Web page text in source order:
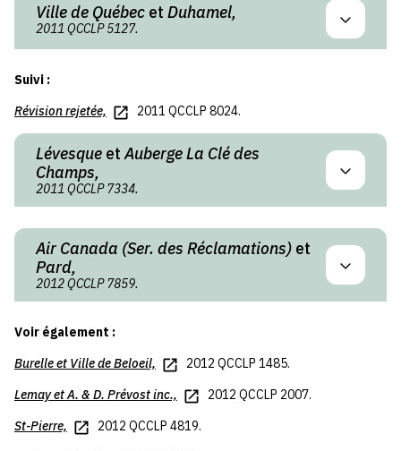
Ville de Québec et Duhamel,
2011 QCCLP 5127.
Suivi :
Révision rejetée,
2011 QCCLP 8024.
Lévesque etAuberge La Clé des
Champs,
2011 QCCLP 7334.
Air Canada (Ser. des Réclamations) et
Pard,
2012 QCCLP 7859.
Voir également :
Burelleet Ville de Beloeil,
2012 QCCLP 1485.
LemayetA. & D. Prévost inc.,
2012 QCCLP 2007.
St-Pierre,
2012 QCCLP 4819.